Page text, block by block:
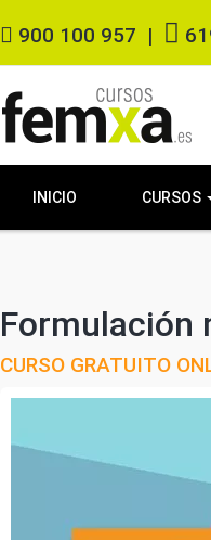
900 100 957 |
INICIO CURSOS
Formulación
CURSO GRATUITO